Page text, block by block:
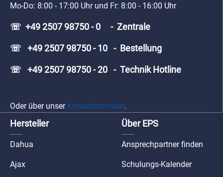
Mo-Do: 8:00 - 17:00 Uhr und Fr: 8:00 - 16:00 Uhr
☏ +49 2507 98750 - 0 - Zentrale
☏ +49 2507 98750 - 10 - Bestellung
☏ +49 2507 98750 - 20 - Technik Hotline
Oder über unser Kontaktformular.
Hersteller
Dahua
Ajax
Über EPS
Ansprechpartner finden
Schulungs-Kalender